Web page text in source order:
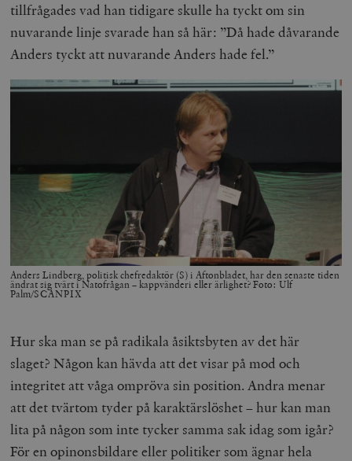
tillfrågades vad han tidigare skulle ha tyckt om sin
nuvarande linje svarade han så här: ”Då hade dåvarande
Anders tyckt att nuvarande Anders hade fel.”
Anders Lindberg, politisk chefredaktör (S) i Aftonbladet, har den senaste tiden
ändrat sig tvärt i Natofrågan – kappvänderi eller ärlighet? Foto: Ulf
Palm/SCANPIX
Hur ska man se på radikala åsiktsbyten av det här
slaget? Någon kan hävda att det visar på mod och
integritet att våga ompröva sin position. Andra menar
att det tvärtom tyder på karaktärslöshet – hur kan man
lita på någon som inte tycker samma sak idag som igår?
För en opinonsbildare eller politiker som ägnar hela